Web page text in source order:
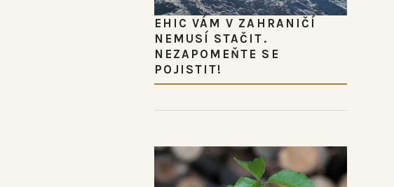
EHIC VÁM V ZAHRANIČÍ
NEMUSÍ STAČIT.
NEZAPOMEŇTE SE
POJISTIT!